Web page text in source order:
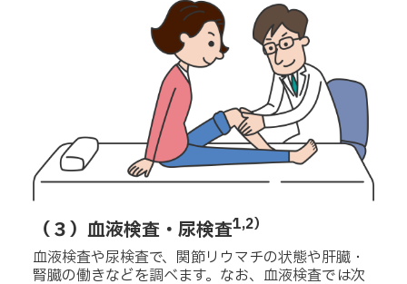
（３）血液検査・尿検査1,2）
血液検査や尿検査で、関節リウマチの状態や肝臓・
腎臓の働きなどを調べます。なお、血液検査では次